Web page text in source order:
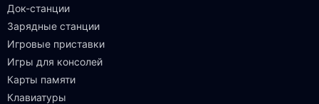
Док-станции
Зарядные станции
Игровые приставки
Игры для консолей
Карты памяти
Клавиатуры